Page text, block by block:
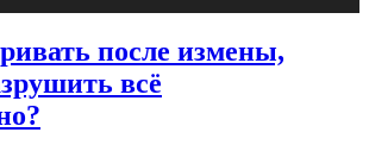
после измены,
всё